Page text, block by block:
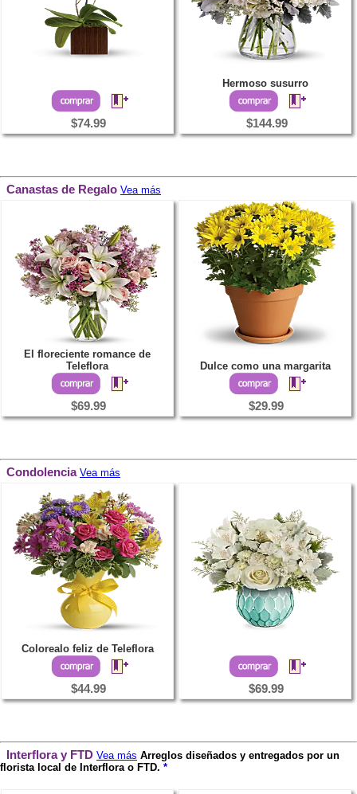
$74.99
Hermoso susurro
$144.99
Canastas de Regalo Vea más
El floreciente romance de
Teleflora
$69.99
Dulce como una margarita
$29.99
Condolencia Vea más
Colorealo feliz de Teleflora
$44.99 $69.99
Interflora y FTD Vea más Arreglos diseñados y entregados por un
florista local de Interflora o FTD. *